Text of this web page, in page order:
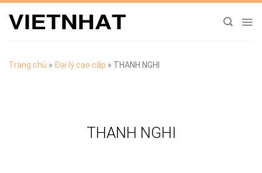
Chuyển
đến
Trang chủ » Đại lý cao cấp » THANH NGHI
THANH NGHI